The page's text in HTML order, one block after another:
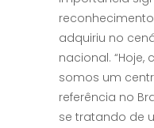
adquiriu no
nacional.
somos um
referência no
se tratando de